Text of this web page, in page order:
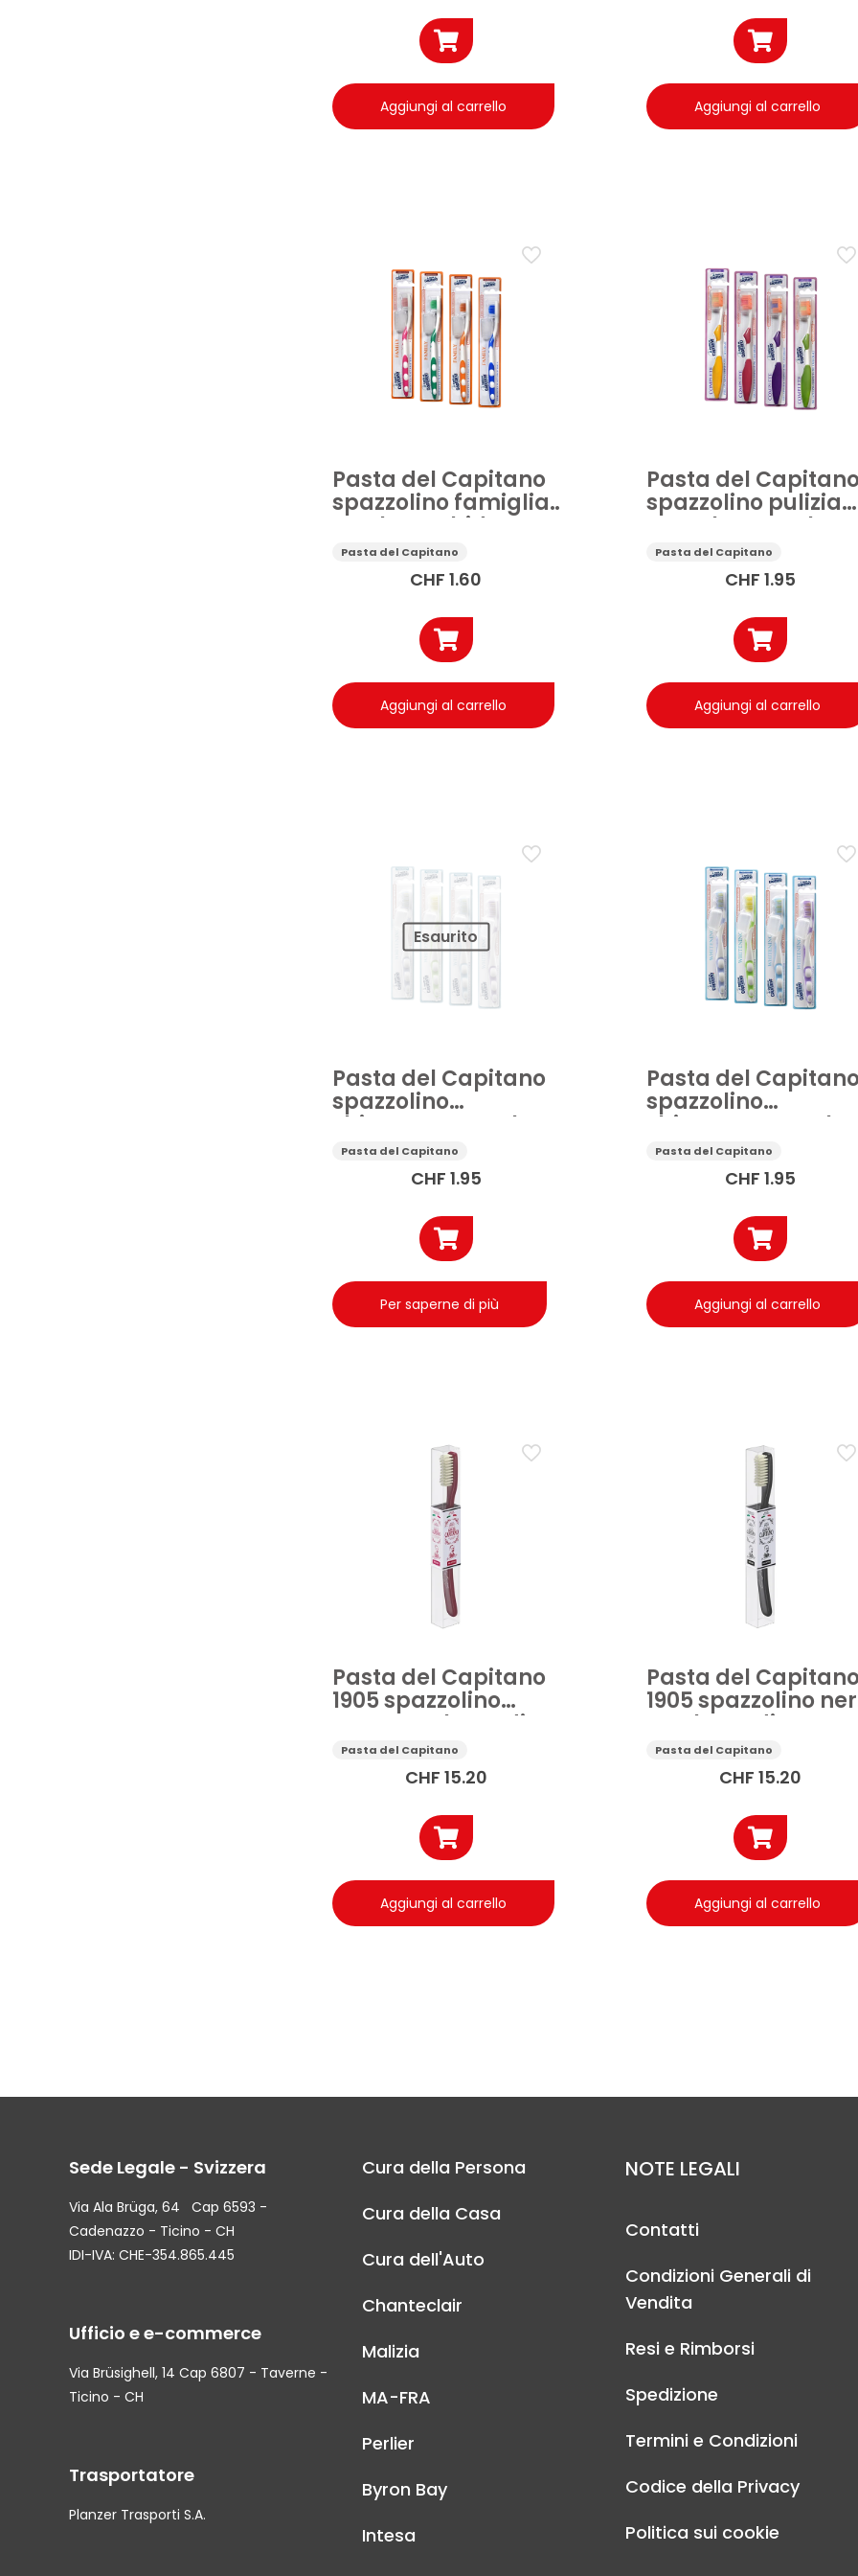
Aggiungi al carrello Aggiungi al carrello
Pasta del Capitano
spazzolino famiglia
setole morbide
Pasta del Capitano
CHF 1.60
Aggiungi al carrello
Pasta del Capitano
spazzolino pulizia
completa setole
forti
Pasta del Capitano
CHF 1.95
Aggiungi al carrello
Esaurito
Pasta del Capitano
spazzolino
sbiancante setole
morbide
Pasta del Capitano
CHF 1.95
Per saperne di più
Pasta del Capitano
spazzolino
sbiancante setole
morbide
Pasta del Capitano
CHF 1.95
Aggiungi al carrello
Pasta del Capitano
1905 spazzolino
rosso setole medie
Pasta del Capitano
CHF 15.20
Aggiungi al carrello
Pasta del Capitano
1905 spazzolino
setole medie
Pasta del Capitano
CHF 15.20
Aggiungi al carrello
Sede Legale - Svizzera
Via Ala Brüga, 64 Cap 6593 -
Cadenazzo - Ticino - CH
IDI-IVA: CHE-354.865.445
Ufficio e e-commerce
Via Brüsighell, 14 Cap 6807 - Taverne -
Ticino - CH
Trasportatore
Planzer Trasporti S.A.
Cura della Persona
Cura della Casa
Cura dell'Auto
Chanteclair
Malizia
MA-FRA
Perlier
Byron Bay
Intesa
NOTE LEGALI
Contatti
Condizioni Generali di
Vendita
Resi e Rimborsi
Spedizione
Termini e Condizioni
Codice della Privacy
Politica sui cookie